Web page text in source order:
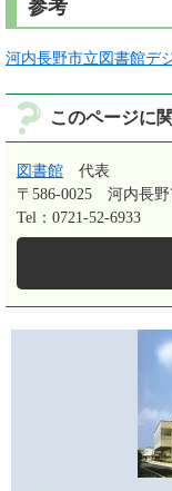
参考
河内長野市立図書館デ
このページに
図書館
代表
〒586-0025
河内長
Tel：0721-52-6933